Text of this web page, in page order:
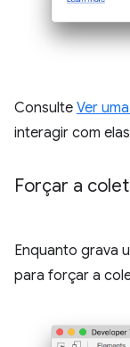
Consulte Ver
interagir com
Forçar a
Enquanto grava
para forçar a